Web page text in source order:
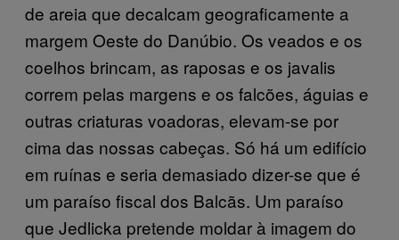
de areia que decalcam geograficamente a
margem Oeste do Danúbio. Os veados e os
coelhos brincam, as raposas e os javalis
correm pelas margens e os falcões, águias e
outras criaturas voadoras, elevam-se por
cima das nossas cabeças. Só há um edifício
em ruínas e seria demasiado dizer-se que é
um paraíso fiscal dos Balcãs. Um paraíso
que Jedlicka pretende moldar à imagem do